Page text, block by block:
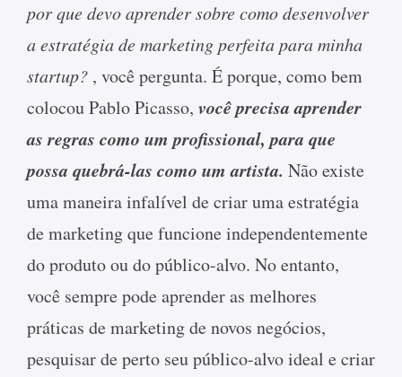
por que devo aprender sobre como desenvolver
a estratégia de marketing perfeita para minha
startup? , você pergunta. É porque, como bem
colocou Pablo Picasso, você precisa aprender
as regras como um profissional, para que
possa quebrá-las como um artista. Não existe
uma maneira infalível de criar uma estratégia
de marketing que funcione independentemente
do produto ou do público-alvo. No entanto,
você sempre pode aprender as melhores
práticas de marketing de novos negócios,
pesquisar de perto seu público-alvo ideal e criar